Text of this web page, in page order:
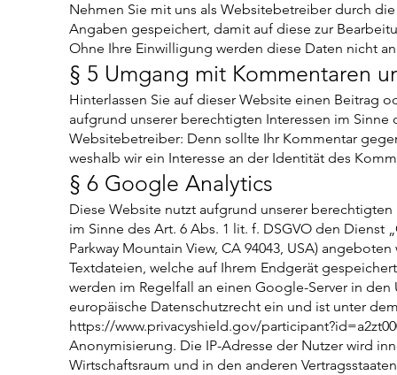
Nehmen Sie mit uns als Websitebetreiber durch
Angaben gespeichert, damit auf diese zur
Ohne Ihre Einwilligung werden diese Daten nicht
§ 5 Umgang mit Kommentaren
Hinterlassen Sie auf dieser Website einen Beitrag
aufgrund unserer berechtigten Interessen im Sinne
Websitebetreiber: Denn sollte Ihr Kommentar
weshalb wir ein Interesse an der Identität des
§ 6 Google Analytics
Diese Website nutzt aufgrund unserer
im Sinne des Art. 6 Abs. 1 lit. f. DSGVO den
Parkway Mountain View, CA 94043, USA)
Textdateien, welche auf Ihrem Endgerät
werden im Regelfall an einen Google-Server in
europäische Datenschutzrecht ein und ist unter
https://www.privacyshield.gov/
Anonymisierung. Die IP-Adresse der Nutzer wird
Wirtschaftsraum und in den anderen